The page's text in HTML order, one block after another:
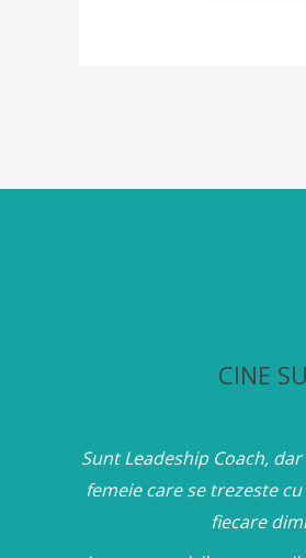
CINE
Sunt Leadeship Coach,
femeie care se trezeste
fiecare